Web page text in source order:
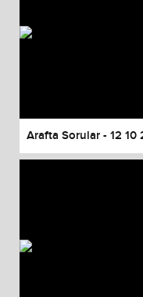
Arafta Sorular - 12 10